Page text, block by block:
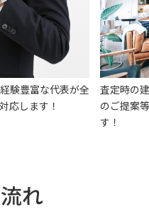
験豊富な代表が全
応します！
査定時の
のご提案
す！
れ